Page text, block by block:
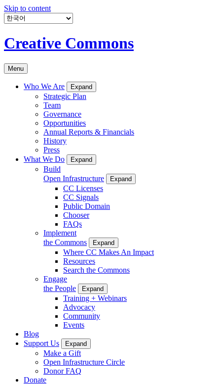
Skip to content
Creative Commons
Menu
Who We Are Expand
Strategic Plan
Team
Governance
Opportunities
Annual Reports & Financials
History
Press
What We Do
Expand
Build
Open Infrastructure
Expand
CC Licenses
CC Signals
Public Domain
Chooser
FAQs
Implement
the Commons
Expand
Where CC Makes An Impact
Resources
Search the Commons
Engage
the People
Expand
Training + Webinars
Advocacy
Community
Events
Blog
Support Us
Expand
Make a Gift
Open Infrastructure Circle
Donor FAQ
Donate